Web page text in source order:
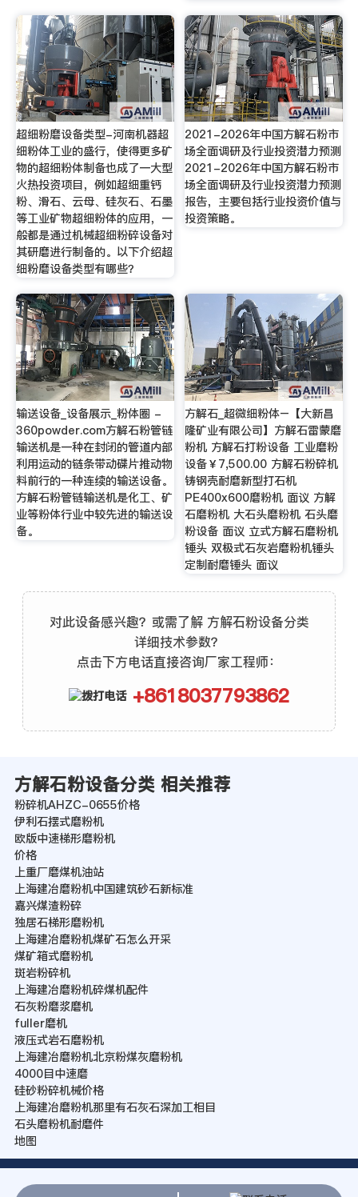
超细粉磨设备类型-河南机器超
细粉体工业的盛行，使得更多矿
物的超细粉体制备也成了一大型
火热投资项目，例如超细重钙
粉、滑石、云母、硅灰石、石墨
等工业矿物超细粉体的应用，一
般都是通过机械超细粉碎设备对
其研磨进行制备的。以下介绍超
细粉磨设备类型有哪些？
2021-2026年中国方解石粉市
场全面调研及行业投资潜力预测
2021-2026年中国方解石粉市
场全面调研及行业投资潜力预测
报告，主要包括行业投资价值与
投资策略。
输送设备_设备展示_粉体圈 -
360powder.com方解石粉管链
输送机是一种在封闭的管道内部
利用运动的链条带动碟片推动物
料前行的一种连续的输送设备。
方解石粉管链输送机是化工、矿
业等粉体行业中较先进的输送设
备。
方解石_超微细粉体–【大新昌
隆矿业有限公司】方解石雷蒙磨
粉机 方解石打粉设备 工业磨粉
设备￥7,500.00 方解石粉碎机
铸钢壳耐磨新型打石机
PE400x600磨粉机 面议 方解
石磨粉机 大石头磨粉机 石头磨
粉设备 面议 立式方解石磨粉机
锤头 双极式石灰岩磨粉机锤头
定制耐磨锤头 面议
对此设备感兴趣？或需了解 方解石粉设备分类
详细技术参数？
点击下方电话直接咨询厂家工程师：
+8618037793862
方解石粉设备分类 相关推荐
粉碎机AHZC-0655价格
伊利石摆式磨粉机
欧版中速梯形磨粉机
价格
上重厂磨煤机油站
上海建冶磨粉机中国建筑砂石新标准
嘉兴煤渣粉碎
独居石梯形磨粉机
上海建冶磨粉机煤矿石怎么开采
煤矿箱式磨粉机
斑岩粉碎机
上海建冶磨粉机碎煤机配件
石灰粉磨浆磨机
fuller磨机
液压式岩石磨粉机
上海建冶磨粉机北京粉煤灰磨粉机
4000目中速磨
硅砂粉碎机械价格
上海建冶磨粉机那里有石灰石深加工相目
石头磨粉机耐磨件
地图